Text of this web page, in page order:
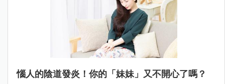
惱人的陰道發炎！你的「妹妹」又不開心了嗎？